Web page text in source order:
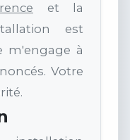
et la
est
m'engage à
Votre